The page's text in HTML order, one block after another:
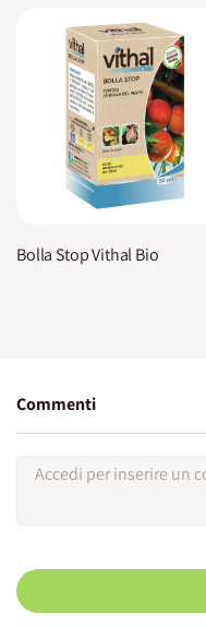
Bolla Stop Vithal Bio
Commenti